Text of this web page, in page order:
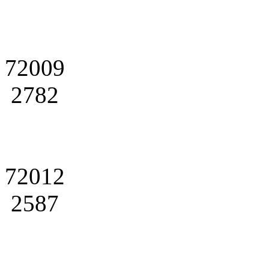
72009
2782
72012
2587